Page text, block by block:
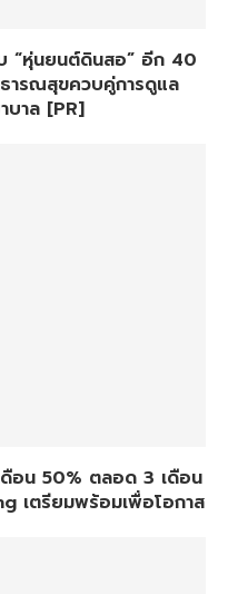
“หุ่นยนต์ดินสอ” อีก 40
ารณสุขควบคู่การดูแล
าล [PR]
ดือน 50% ตลอด 3 เดือน
เตรียมพร้อมเพื่อโอกาส